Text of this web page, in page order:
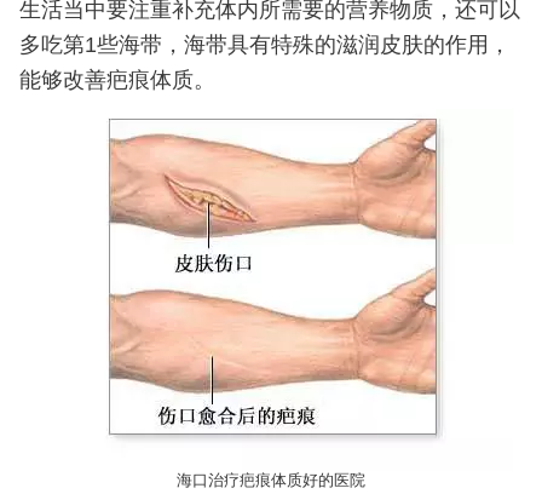
生活当中要注重补充体内所需要的营养物质，还可以
多吃第1些海带，海带具有特殊的滋润皮肤的作用，
能够改善疤痕体质。
海口治疗疤痕体质好的医院